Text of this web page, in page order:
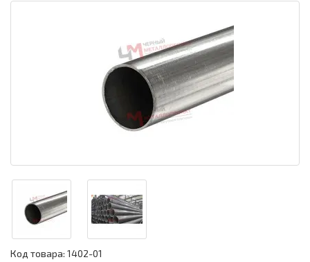
Код товара: 1402-01